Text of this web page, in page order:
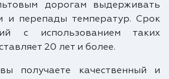
дорогам выдерживать
и перепады температур. Срок
с использованием таких
20 лет и более.
получаете качественный и